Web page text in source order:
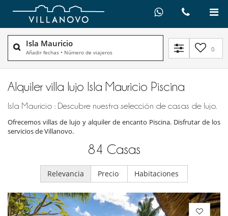
Isla Mauricio
Añadir fechas • Número de viajeros 0
Alquiler villa lujo Isla Mauricio Piscina
Isla Mauricio : Descubre nuestra selección de casas de lujo.
Ofrecemos villas de lujo y alquiler de encanto Piscina. Disfrutar de los
servicios de Villanovo.
84 Casas
Relevancia Precio Habitaciones